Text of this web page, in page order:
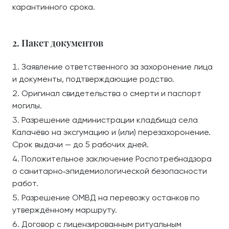
карантинного срока.
2. Пакет документов
Заявление ответственного за захоронение лица
и документы, подтверждающие родство.
Оригинал свидетельства о смерти и паспорт
могилы.
Разрешение администрации кладбища села
Калачёво на эксгумацию и (или) перезахоронение.
Срок выдачи — до 5 рабочих дней.
Положительное заключение Роспотребнадзора
о санитарно‑эпидемиологической безопасности
работ.
Разрешение ОМВД на перевозку останков по
утверждённому маршруту.
Договор с лицензированным ритуальным